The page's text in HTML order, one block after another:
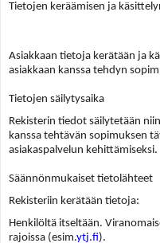
Tietojen keräämisen ja
Asiakkaan tietoja kerätään ja
asiakkaan kanssa tehdyn
Tietojen säilytysaika
Rekisterin tiedot säilytetään
kanssa tehtävän sopimuksen
asiakaspalvelun kehittämiseksi.
Säännönmukaiset tietolähteet
Rekisteriin kerätään tietoja:
Henkilöltä itseltään.
rajoissa (esim.ytj.fi).